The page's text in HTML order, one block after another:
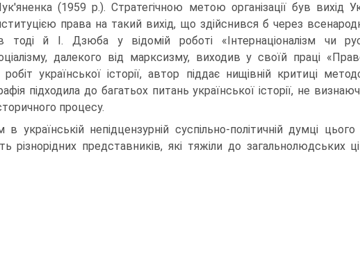
(1959 p.). Стратегічною метою організації був вихід
права на такий вихід, що здійснився б через
тоді й І. Дзюба у відомій роботі «Інтернаціоналізм чи
далекого від марксизму, виходив у своїй праці
української історії, автор піддає нищівній критиці
підходила до багатьох питань української історії, не
процесу.
українській непідцензурній суспільно-політичній думці
різнорідних представників, які тяжіли до загальнолюдських